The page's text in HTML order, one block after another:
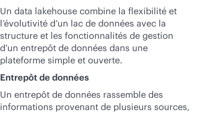
Un data lakehouse combine la flexibilité et
l’évolutivité d’un lac de données avec la
structure et les fonctionnalités de gestion
d’un entrepôt de données dans une
plateforme simple et ouverte.
Entrepôt de données
Un entrepôt de données rassemble des
informations provenant de plusieurs sources,